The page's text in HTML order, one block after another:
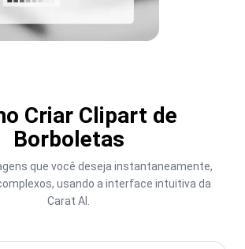
Criar Clipart de
Borboletas
que você deseja instantaneamente,
usando a interface intuitiva da
Carat AI.